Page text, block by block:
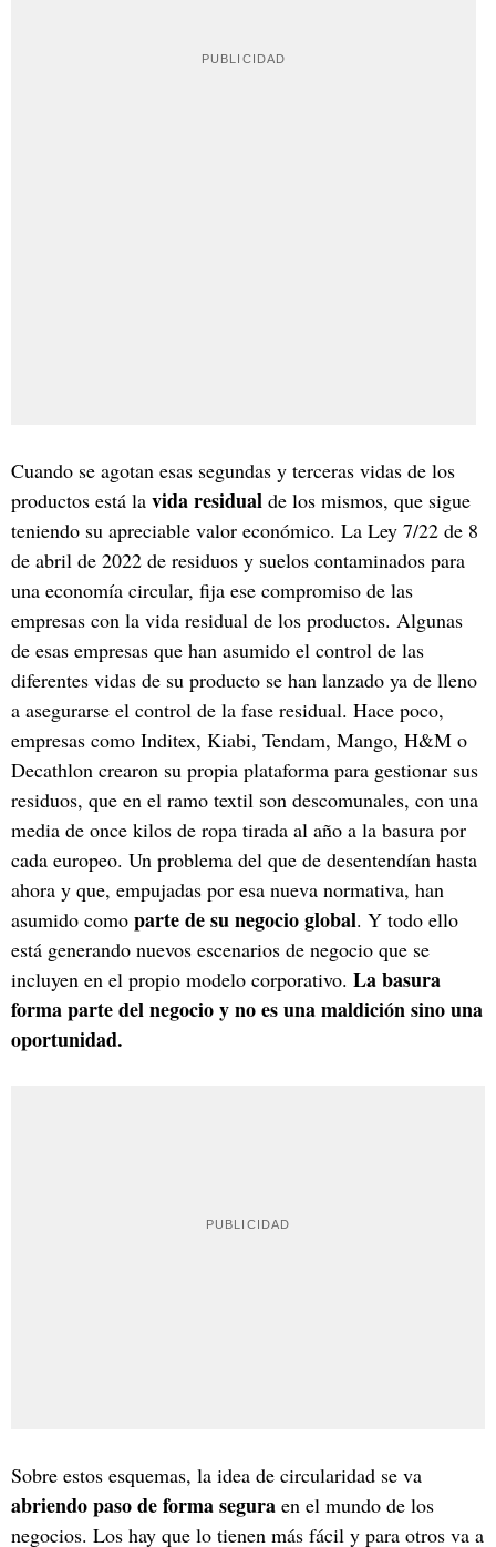
Cuando se agotan esas segundas y terceras vidas de los
productos está la vida residual de los mismos, que sigue
teniendo su apreciable valor económico. La Ley 7/22 de 8
de abril de 2022 de residuos y suelos contaminados para
una economía circular, fija ese compromiso de las
empresas con la vida residual de los productos. Algunas
de esas empresas que han asumido el control de las
diferentes vidas de su producto se han lanzado ya de lleno
a asegurarse el control de la fase residual. Hace poco,
empresas como Inditex, Kiabi, Tendam, Mango, H&M o
Decathlon crearon su propia plataforma para gestionar sus
residuos, que en el ramo textil son descomunales, con una
media de once kilos de ropa tirada al año a la basura por
cada europeo. Un problema del que de desentendían hasta
ahora y que, empujadas por esa nueva normativa, han
asumido como parte de su negocio global. Y todo ello
está generando nuevos escenarios de negocio que se
incluyen en el propio modelo corporativo. La basura
forma parte del negocio y no es una maldición sino una
oportunidad.
Sobre estos esquemas, la idea de circularidad se va
abriendo paso de forma segura en el mundo de los
negocios. Los hay que lo tienen más fácil y para otros va a